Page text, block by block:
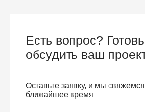
Есть вопрос?
обсудить ваш
Оставьте заявку, и мы
ближайшее время